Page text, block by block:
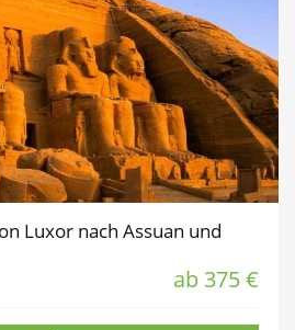
Luxor nach Assuan und
ab 375 €